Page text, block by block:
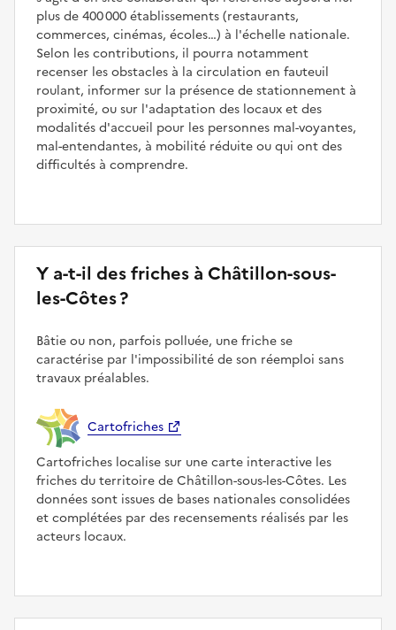
plus de 400 000 établissements (restaurants,
commerces, cinémas, écoles…) à l'échelle nationale.
Selon les contributions, il pourra notamment
recenser les obstacles à la circulation en fauteuil
roulant, informer sur la présence de stationnement à
proximité, ou sur l'adaptation des locaux et des
modalités d'accueil pour les personnes mal-voyantes,
mal-entendantes, à mobilité réduite ou qui ont des
difficultés à comprendre.
Y a-t-il des friches à Châtillon-sous-
les-Côtes ?
Bâtie ou non, parfois polluée, une friche se
caractérise par l'impossibilité de son réemploi sans
travaux préalables.
Cartofriches
Cartofriches localise sur une carte interactive les
friches du territoire de Châtillon-sous-les-Côtes. Les
données sont issues de bases nationales consolidées
et complétées par des recensements réalisés par les
acteurs locaux.